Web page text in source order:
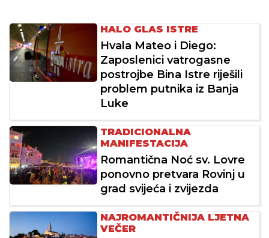
HALO GLAS ISTRE
Hvala Mateo i Diego:
Zaposlenici vatrogasne
postrojbe Bina Istre riješili
problem putnika iz Banja
Luke
TRADICIONALNA
MANIFESTACIJA
Romantična Noć sv. Lovre
ponovno pretvara Rovinj u
grad svijeća i zvijezda
NAJROMANTIČNIJA LJETNA
VEČER